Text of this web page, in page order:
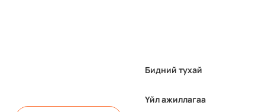
Бидний тухай
Үйл ажиллагаа